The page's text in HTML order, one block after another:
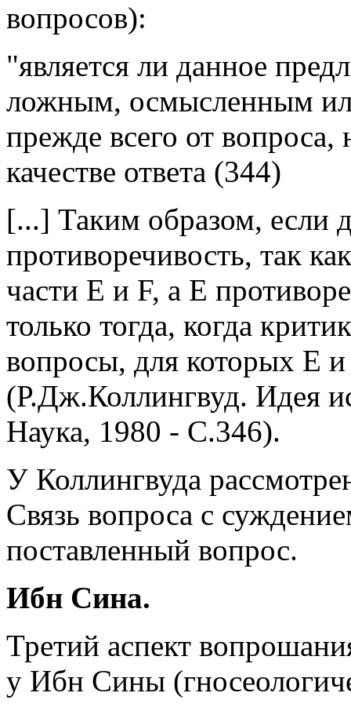
вопросов):
"является ли данное
ложным, осмысленным
прежде всего от вопроса,
качестве ответа (344)
[...] Таким образом, если
противоречивость, так
части Е и F, а Е
только тогда, когда
вопросы, для которых Е и
(Р.Дж.Коллингвуд. Идея
Наука, 1980 - С.346).
У Коллингвуда
Связь вопроса с
поставленный вопрос.
Ибн Сина.
Третий аспект
у Ибн Сины